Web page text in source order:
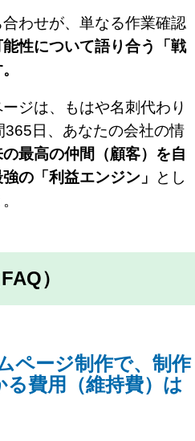
わせが、単なる作業確認
性について語り合う「戦
ジは、もはや名刺代わり
日、あなたの会社の情
の最高の仲間（顧客）を自
の「利益エンジン」
とし
）
ページ制作で、制作
費用（維持費）は